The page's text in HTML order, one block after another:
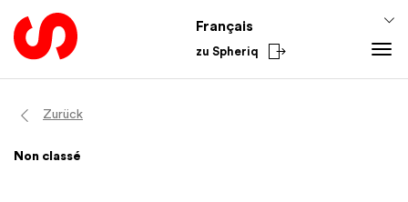
Français
zu Spheriq
Répertoire
Conseils pour la collecte de fonds
Du secteur
Zurück
Non classé